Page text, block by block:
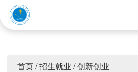
首页/招生就业 /创新创业